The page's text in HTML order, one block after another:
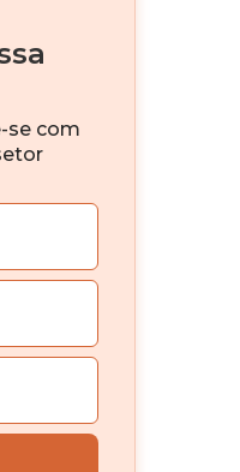
se com